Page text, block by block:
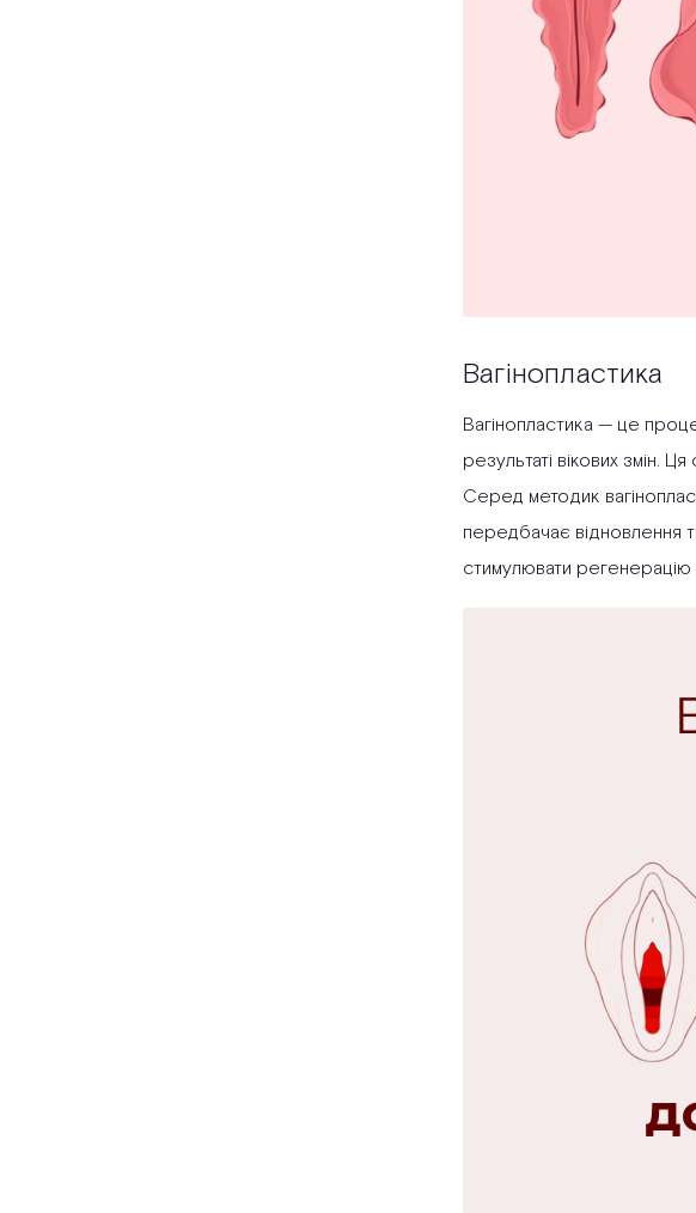
Вагінопластика
Вагінопластика — це
результаті вікових змін.
Серед методик
передбачає відновлення
стимулювати регенерацію